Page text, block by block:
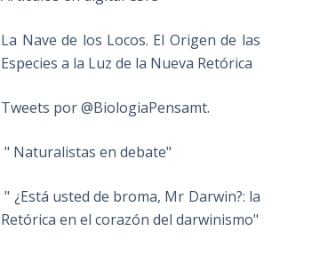
La Nave de los Locos. El Origen de las
Especies a la Luz de la Nueva Retórica
Tweets por @BiologiaPensamt.
" Naturalistas en debate"
" ¿Está usted de broma, Mr Darwin?: la
Retórica en el corazón del darwinismo"